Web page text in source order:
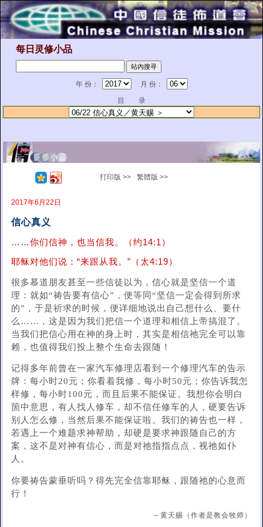
每日灵修小品
年 份：
月 份：
目 录
打印版 >> 繁體版 >>
2017年6月22日
信心真义
……你们信神，也当信我。（约14:1）
耶稣对他们说：“来跟从我。”（太4:19）
很多慕道朋友甚至一些信徒以为，信心就是坚信一个道
理：就如“祷告要有信心”，便等同“坚信一定会得到所求
的”，于是祈求的时候，便详细地说出自己想什么、要什
么……，这是因为我们把信一个道理和相信上帝搞混了。
当我们把信心用在神的身上时，其实是相信祂完全可以靠
赖，也值得我们投上整个生命去跟随！
记得多年前曾在一家汽车修理店看到一个修理汽车的告示
牌：每小时20元；你看着我修，每小时50元；你告诉我怎
样修，每小时100元，而且后果不能保证。我想你会明白
箇中意思，有人找人修车，却不信任修车的人，硬要告诉
别人怎么修，当然后果不能保证啦。我们的祷告也一样，
若遇上一个难题求神帮助，却硬是要求神跟随自己的方
案，这不是对神有信心，而是对祂指指点点，视祂如仆
人。
你要祷告蒙垂听吗？得先完全信靠耶稣，跟随祂的心意而
行！
～黄天赐（作者是教会牧师）